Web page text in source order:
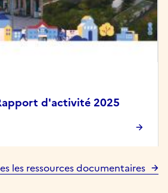
d'activité 2025
les ressources documentaires